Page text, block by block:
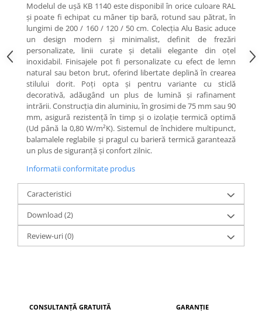
Modelul de ușă KB 1140 este disponibil în orice culoare RAL
și poate fi echipat cu mâner tip bară, rotund sau pătrat, în
lungimi de 200 / 160 / 120 / 50 cm. Colecția Alu Basic aduce
un design modern și minimalist, definit de frezări
personalizate, linii curate și detalii elegante din oțel
inoxidabil. Finisajele pot fi personalizate cu efect de lemn
natural sau beton brut, oferind libertate deplină în crearea
stilului dorit. Poți opta și pentru variante cu sticlă
decorativă, adăugând un plus de lumină și rafinament
intrării. Construcția din aluminiu, în grosimi de 75 mm sau 90
mm, asigură rezistență în timp și o izolație termică optimă
(Ud până la 0,80 W/m²K). Sistemul de închidere multipunct,
balamalele reglabile și pragul cu barieră termică garantează
un plus de siguranță și confort zilnic.
Informatii conformitate produs
Caracteristici
Download (2)
Review-uri(0)
CONSULTANȚĂ GRATUITĂ GARANȚIE